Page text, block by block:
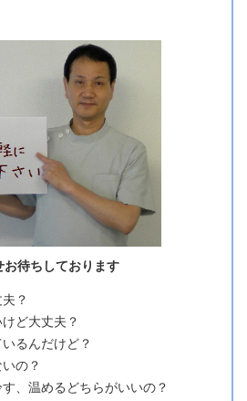
お待ちしております
？
ど大丈夫？
るんだけど？
の？
、温めるどちらがいいの？